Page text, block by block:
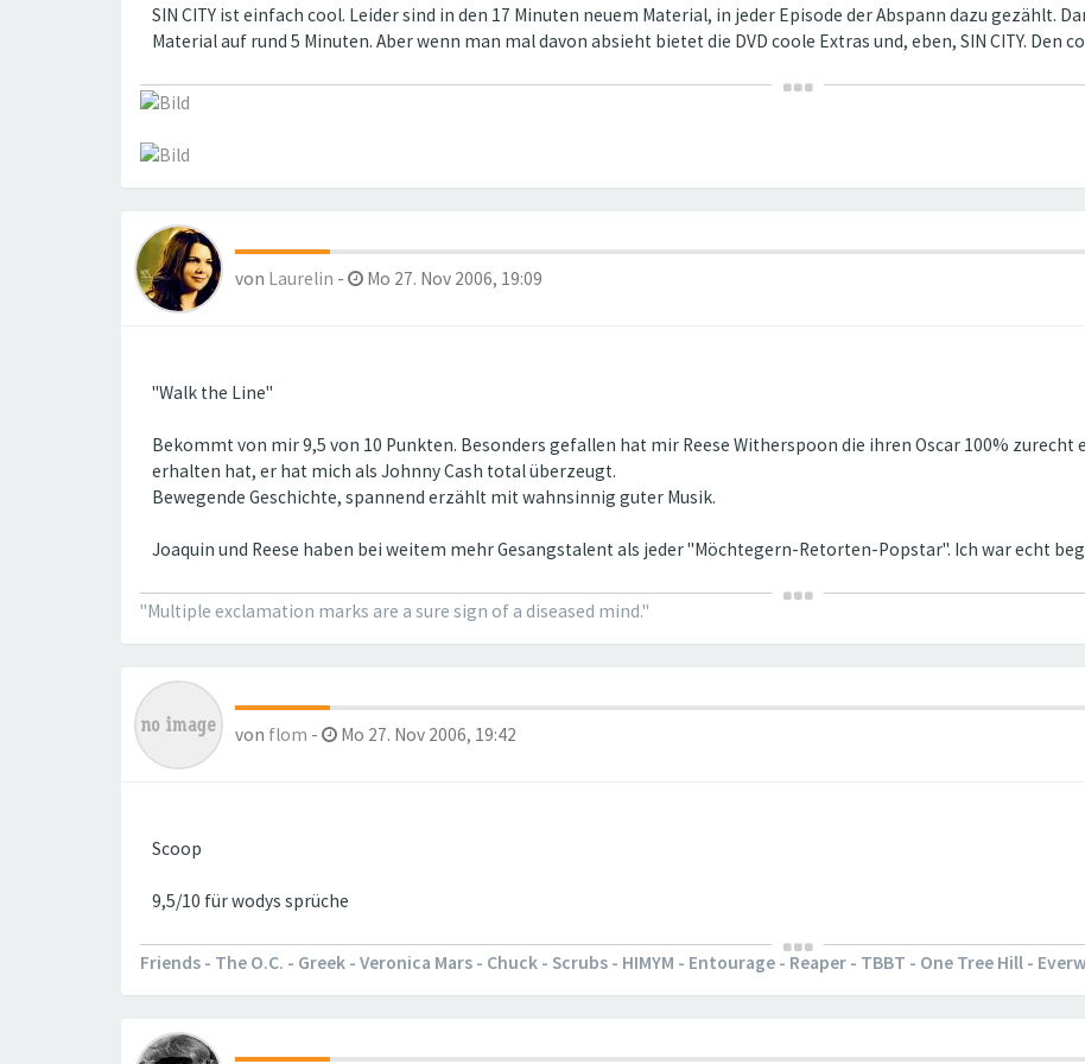
SIN CITY ist einfach cool. Leider sind in den 17 Minuten neuem Material, in jeder Episode der Abspann dazu gezählt.
Material auf rund 5 Minuten. Aber wenn man mal davon absieht bietet die DVD coole Extras und, eben, SIN CITY. Den
von Laurelin - Mo 27. Nov 2006, 19:09
"Walk the Line"
Bekommt von mir 9,5 von 10 Punkten. Besonders gefallen hat mir Reese Witherspoon die ihren Oscar 100% zurecht
erhalten hat, er hat mich als Johnny Cash total überzeugt.
Bewegende Geschichte, spannend erzählt mit wahnsinnig guter Musik.
Joaquin und Reese haben bei weitem mehr Gesangstalent als jeder "Möchtegern-Retorten-Popstar". Ich war echt
"Multiple exclamation marks are a sure sign of a diseased mind."
von flom - Mo 27. Nov 2006, 19:42
Scoop
9,5/10 für wodys sprüche
Friends - The O.C. - Greek - Veronica Mars - Chuck - Scrubs - HIMYM - Entourage - Reaper - TBBT - One Tree Hill -